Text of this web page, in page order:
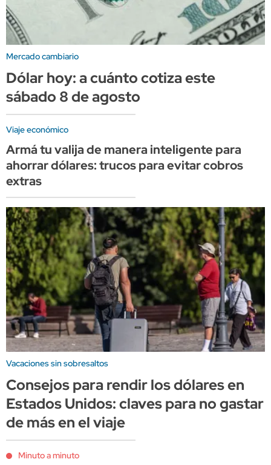
Mercado cambiario
Dólar hoy: a cuánto cotiza este
sábado 8 de agosto
Viaje económico
Armá tu valija de manera inteligente para
ahorrar dólares: trucos para evitar cobros
extras
Vacaciones sin sobresaltos
Consejos para rendir los dólares en
Estados Unidos: claves para no gastar
de más en el viaje
Minuto a minuto